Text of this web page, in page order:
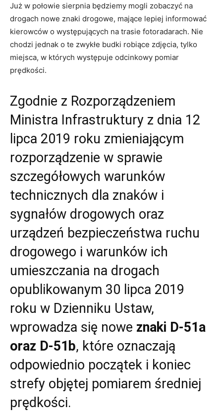
Już w połowie sierpnia będziemy mogli zobaczyć na
drogach nowe znaki drogowe, mające lepiej informować
kierowców o występujących na trasie fotoradarach. Nie
chodzi jednak o te zwykłe budki robiące zdjęcia, tylko
miejsca, w których występuje odcinkowy pomiar
prędkości.
Zgodnie z Rozporządzeniem
Ministra Infrastruktury z dnia 12
lipca 2019 roku zmieniającym
rozporządzenie w sprawie
szczegółowych warunków
technicznych dla znaków i
sygnałów drogowych oraz
urządzeń bezpieczeństwa ruchu
drogowego i warunków ich
umieszczania na drogach
opublikowanym 30 lipca 2019
roku w Dzienniku Ustaw,
wprowadza się nowe znaki D-51a
oraz D-51b, które oznaczają
odpowiednio początek i koniec
strefy objętej pomiarem średniej
prędkości.